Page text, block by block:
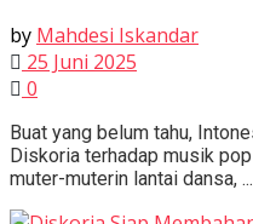
by Mahdesi Iskandar
25 Juni 2025
0
Buat yang belum tahu,
Diskoria terhadap musik
muter-muterin lantai dansa, ...